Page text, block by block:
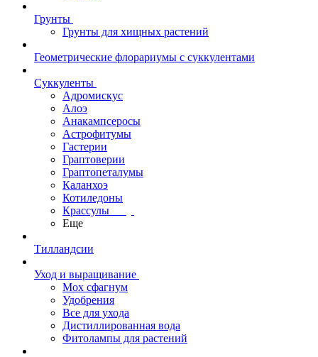
Грунты
Грунты для хищных растений
Геометрические флорариумы с суккулентами
Суккуленты
Адромискус
Алоэ
Анакампсеросы
Астрофитумы
Гастерии
Граптоверии
Граптопеталумы
Каланхоэ
Котиледоны
Крассулы
Еще
Тилландсии
Уход и выращивание
Мох сфагнум
Удобрения
Все для ухода
Дистиллированная вода
Фитолампы для растений